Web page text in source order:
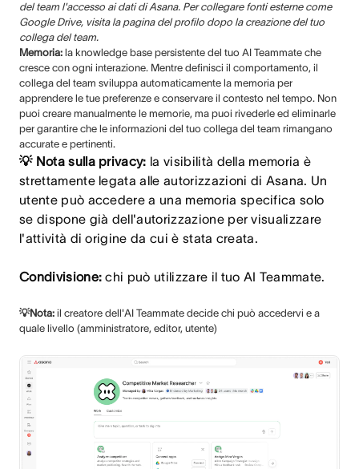
del team l'accesso ai dati di Asana. Per collegare fonti esterne come
Google Drive, visita la pagina del profilo dopo la creazione del tuo
collega del team.
Memoria: la knowledge base persistente del tuo AI Teammate che
cresce con ogni interazione. Mentre definisci il comportamento, il
collega del team sviluppa automaticamente la memoria per
apprendere le tue preferenze e conservare il contesto nel tempo. Non
puoi creare manualmente le memorie, ma puoi rivederle ed eliminarle
per garantire che le informazioni del tuo collega del team rimangano
accurate e pertinenti.
💡 Nota sulla privacy: la visibilità della memoria è
strettamente legata alle autorizzazioni di Asana. Un
utente può accedere a una memoria specifica solo
se dispone già dell'autorizzazione per visualizzare
l'attività di origine da cui è stata creata.
Condivisione: chi può utilizzare il tuo AI Teammate.
💡Nota: il creatore dell'AI Teammate decide chi può accedervi e a
quale livello (amministratore, editor, utente)